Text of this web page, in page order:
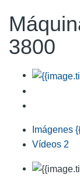
3800
Imágenes
Vídeos 2